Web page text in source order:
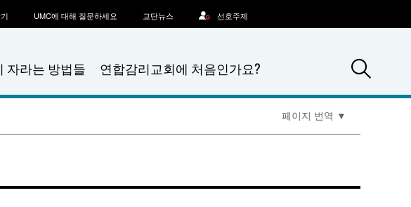
자라는 방법들 연합감리교회에 처음인가요?
UMC에 대해 질문하세요 교단뉴스 선호주제
페이지 번역 ▼